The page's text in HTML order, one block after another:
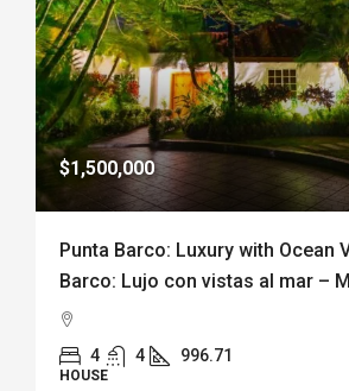
$1,500,000
Punta Barco: Luxury with Ocean
Barco: Lujo con vistas al mar –
4 4 996.71
HOUSE